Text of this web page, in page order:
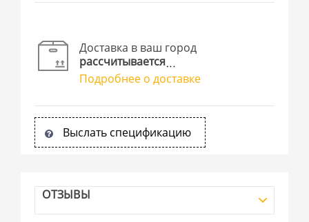
Доставка в ваш город
рассчитывается
Подробнее о доставке
Выслать спецификацию
ОТЗЫВЫ